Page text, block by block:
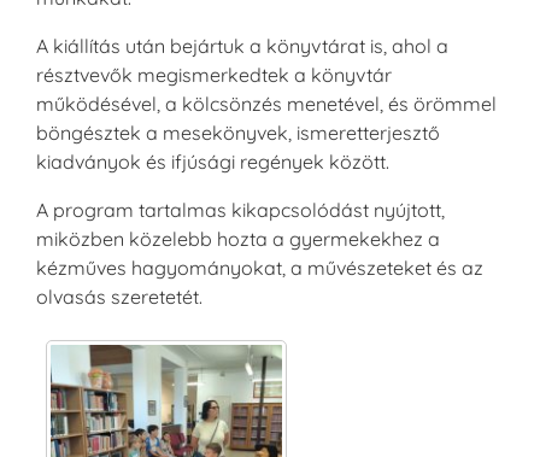
A kiállítás után bejártuk a könyvtárat is, ahol a
résztvevők megismerkedtek a könyvtár
működésével, a kölcsönzés menetével, és örömmel
böngésztek a mesekönyvek, ismeretterjesztő
kiadványok és ifjúsági regények között.
A program tartalmas kikapcsolódást nyújtott,
miközben közelebb hozta a gyermekekhez a
kézműves hagyományokat, a művészeteket és az
olvasás szeretetét.